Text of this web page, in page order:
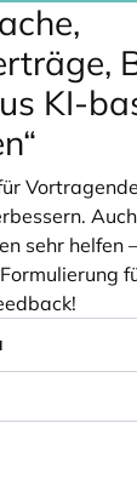
KI-
sehr helfen